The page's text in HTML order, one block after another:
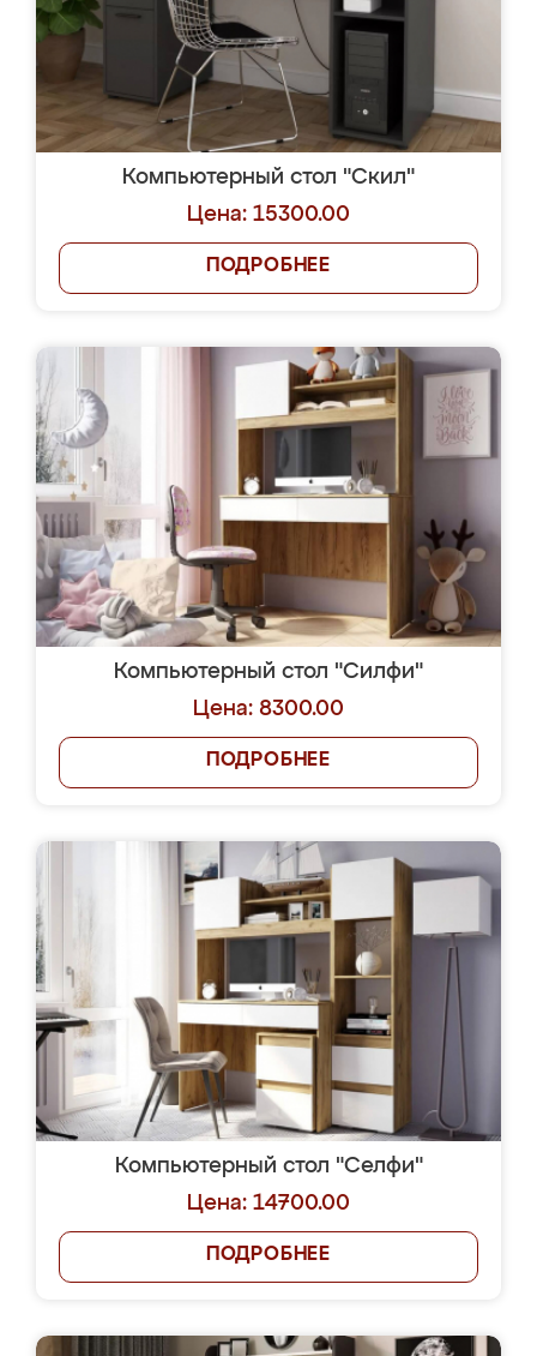
Компьютерный стол "Скил"
Цена: 15300.00
ПОДРОБНЕЕ
Компьютерный стол "Силфи"
Цена: 8300.00
ПОДРОБНЕЕ
Компьютерный стол "Селфи"
Цена: 14700.00
ПОДРОБНЕЕ